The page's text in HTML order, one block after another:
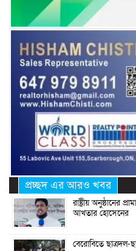
প্রচ্ছদ এর আরও খবর
রাষ্ট্রীয় অনুষ্ঠানের
আখতার হোসেনের
বেরোবিতে